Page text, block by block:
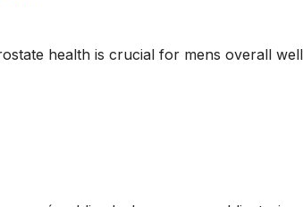
health is crucial for mens overall